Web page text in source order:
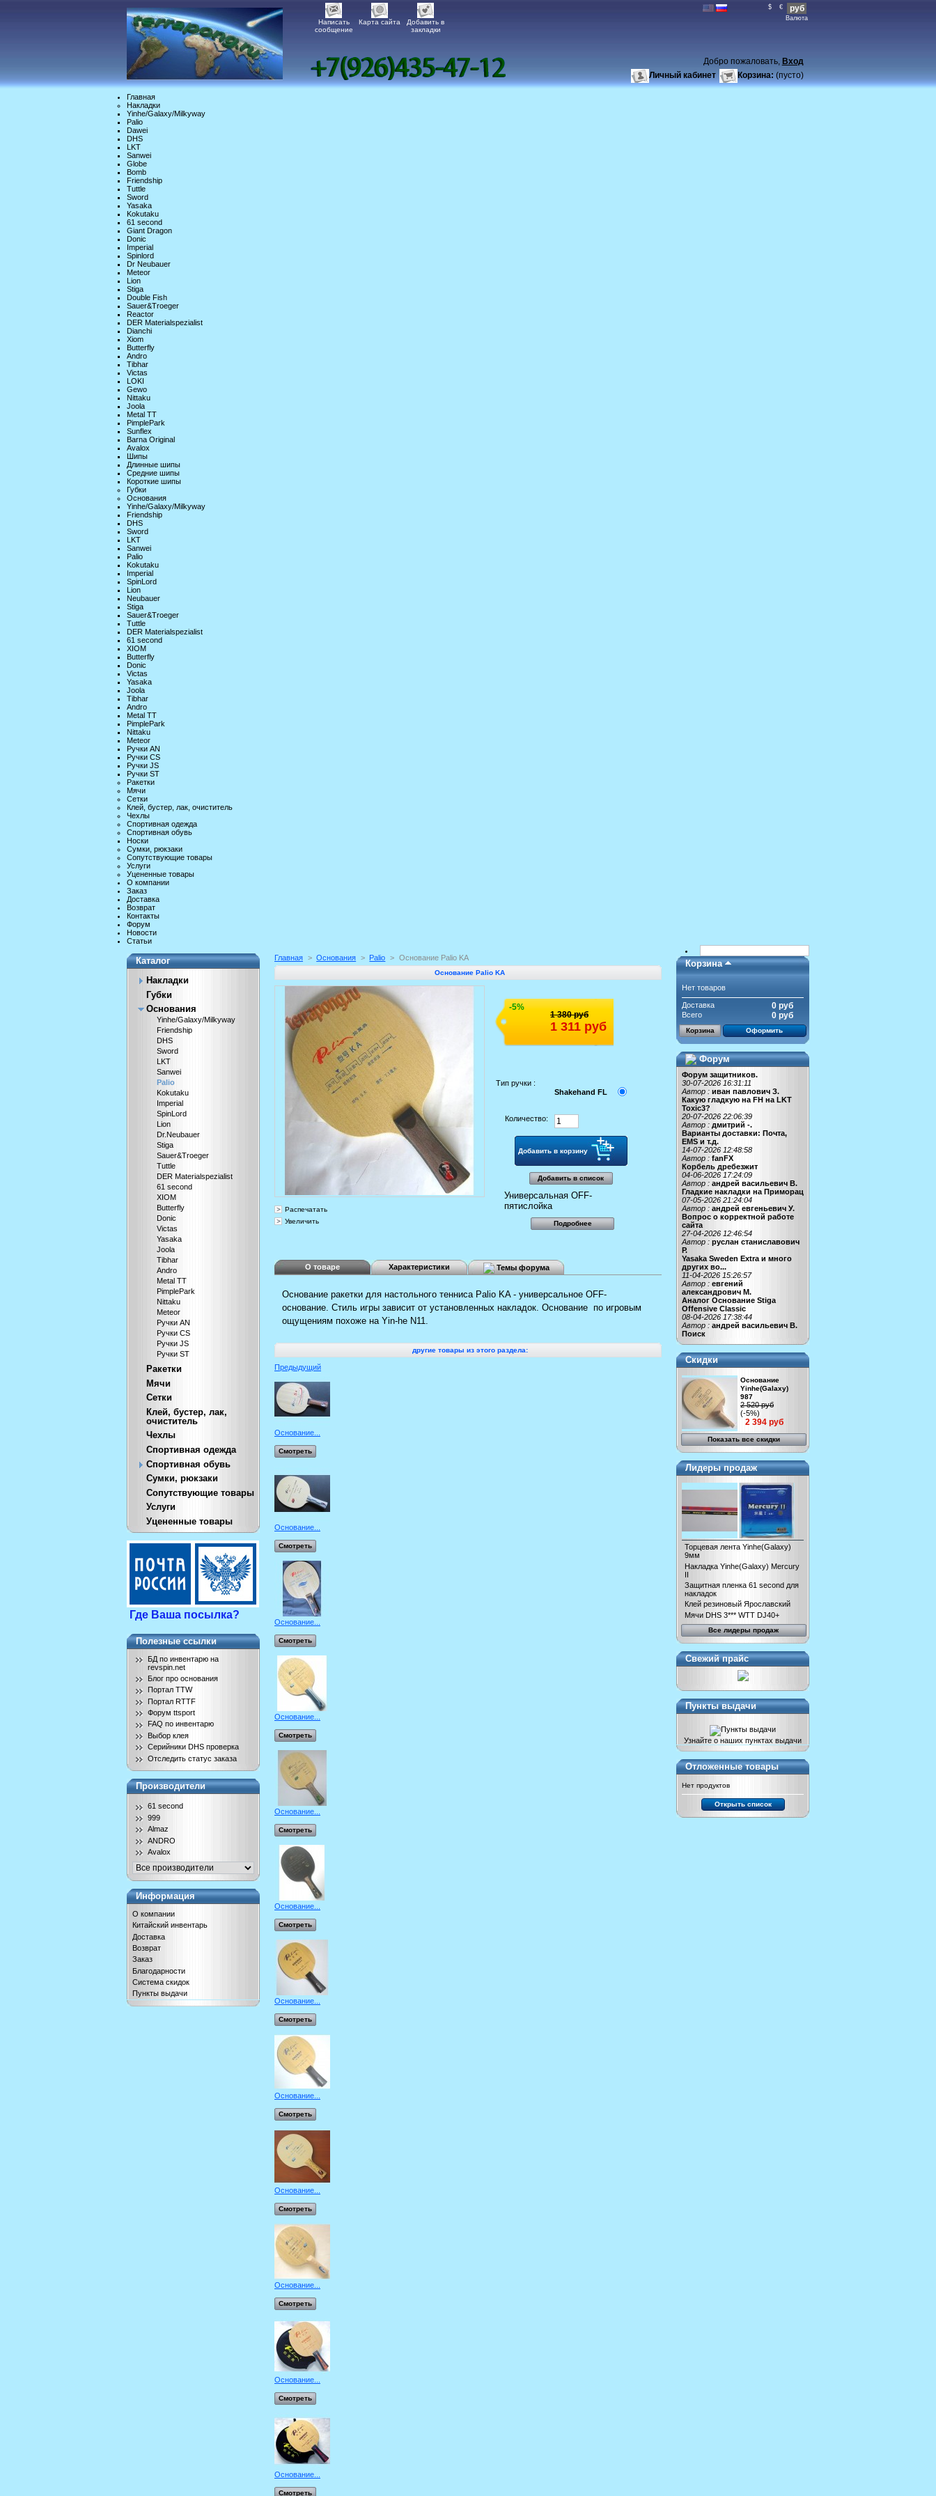
$ € руб
Валюта
Написать
сообщение
Карта сайта
Добавить в
закладки
Добро пожаловать, Вход
Корзина: (пусто)
Личный кабинет
Главная
Накладки
Yinhe/Galaxy/Milkyway
Palio
Dawei
DHS
LKT
Sanwei
Globe
Bomb
Friendship
Tuttle
Sword
Yasaka
Kokutaku
61 second
Giant Dragon
Donic
Imperial
Spinlord
Dr Neubauer
Meteor
Lion
Stiga
Double Fish
Sauer&Troeger
Reactor
DER Materialspezialist
Dianchi
Xiom
Butterfly
Andro
Tibhar
Victas
LOKI
Gewo
Nittaku
Joola
Metal TT
PimplePark
Sunflex
Barna Original
Avalox
Шипы
Длинные шипы
Средние шипы
Короткие шипы
Губки
Основания
Yinhe/Galaxy/Milkyway
Friendship
DHS
Sword
LKT
Sanwei
Palio
Kokutaku
Imperial
SpinLord
Lion
Neubauer
Stiga
Sauer&Troeger
Tuttle
DER Materialspezialist
61 second
XIOM
Butterfly
Donic
Victas
Yasaka
Joola
Tibhar
Andro
Metal TT
PimplePark
Nittaku
Meteor
Ручки AN
Ручки CS
Ручки JS
Ручки ST
Ракетки
Мячи
Сетки
Клей, бустер, лак, очиститель
Чехлы
Спортивная одежда
Спортивная обувь
Носки
Сумки, рюкзаки
Сопутствующие товары
Услуги
Уцененные товары
О компании
Заказ
Доставка
Возврат
Контакты
Форум
Новости
Статьи
Каталог
Накладки
Губки
Основания
Yinhe/Galaxy/Milkyway
Friendship
DHS
Sword
LKT
Sanwei
Palio
Kokutaku
Imperial
SpinLord
Lion
Dr.Neubauer
Stiga
Sauer&Troeger
Tuttle
DER Materialspezialist
61 second
XIOM
Butterfly
Donic
Victas
Yasaka
Joola
Tibhar
Andro
Metal TT
PimplePark
Nittaku
Meteor
Ручки AN
Ручки CS
Ручки JS
Ручки ST
Ракетки
Мячи
Сетки
Клей, бустер, лак,
очиститель
Чехлы
Спортивная одежда
Спортивная обувь
Сумки, рюкзаки
Сопутствующие товары
Услуги
Уцененные товары
Где Ваша посылка?
Полезные ссылки
БД по инвентарю на
revspin.net
Блог про основания
Портал TTW
Портал RTTF
Форум ttsport
FAQ по инвентарю
Выбор клея
Серийники DHS проверка
Отследить статус заказа
Производители
61 second
999
Almaz
ANDRO
Avalox
Информация
О компании
Китайский инвентарь
Доставка
Возврат
Заказ
Благодарности
Система скидок
Пункты выдачи
Главная > Основания > Palio > Основание Palio KA
Основание Palio KA
Распечатать
Увеличить
1 380 руб
1 311 руб
-5%
Тип ручки :
Shakehand FL
Количество:
Добавить в список
Универсальная OFF-
пятислойка
Подробнее
О товаре Характеристики Темы форума
Основание ракетки для настольного тенниса Palio KA - универсальное OFF-
основание. Стиль игры зависит от установленных накладок. Основание по игровым
ощущениям похоже на Yin-he N11.
другие товары из этого раздела:
Предыдущий
Основание...
Смотреть
Основание...
Смотреть
Основание...
Смотреть
Основание...
Смотреть
Основание...
Смотреть
Основание...
Смотреть
Основание...
Смотреть
Основание...
Смотреть
Основание...
Смотреть
Основание...
Смотреть
Основание...
Смотреть
Основание...
Смотреть
Корзина
Нет товаров
Доставка 0 руб
Всего 0 руб
Корзина Оформить
Форум
Форум защитников.
30-07-2026 16:31:11
Автор : иван павлович З.
Какую гладкую на FH на LKT
Toxic3?
20-07-2026 22:06:39
Автор : дмитрий -.
Варианты доставки: Почта,
EMS и т.д.
14-07-2026 12:48:58
Автор : fanFX
Корбель дребезжит
04-06-2026 17:24:09
Автор : андрей васильевич В.
Гладкие накладки на Приморац
07-05-2026 21:24:04
Автор : андрей евгеньевич У.
Вопрос о корректной работе
сайта
27-04-2026 12:46:54
Автор : руслан станиславович
Р.
Yasaka Sweden Extra и много
других во...
11-04-2026 15:26:57
Автор : евгений
александрович М.
Аналог Основание Stiga
Offensive Classic
08-04-2026 17:38:44
Автор : андрей васильевич В.
Поиск
Скидки
Основание
Yinhe(Galaxy)
987
2 520 руб
(-5%)
2 394 руб
Показать все скидки
Лидеры продаж
Торцевая лента Yinhe(Galaxy)
9мм
Накладка Yinhe(Galaxy) Mercury
II
Защитная пленка 61 second для
накладок
Клей резиновый Ярославский
Мячи DHS 3*** WTT DJ40+
Все лидеры продаж
Свежий прайс
Пункты выдачи
Узнайте о наших пунктах выдачи
Отложенные товары
Нет продуктов
Открыть список